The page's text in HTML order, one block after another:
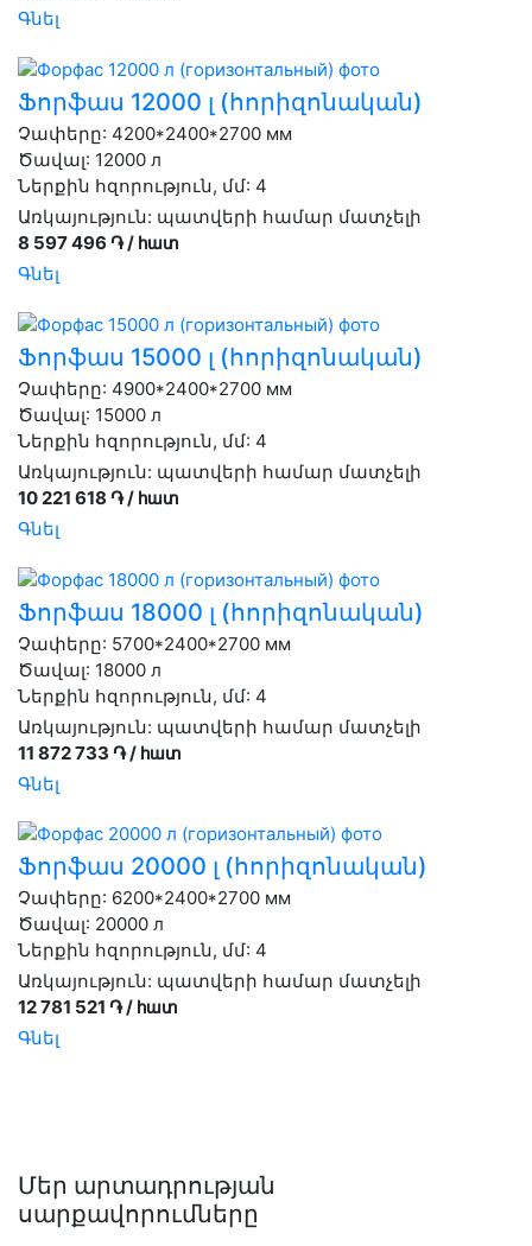
Գնել
Ֆորֆաս 12000 լ (հորիզոնական)
Չափերը: 4200*2400*2700 мм
Ծավալ: 12000 л
Ներքին հզորություն, մմ: 4
Առկայություն: պատվերի համար մատչելի
8 597 496 ֏ / հատ
Գնել
Ֆորֆաս 15000 լ (հորիզոնական)
Չափերը: 4900*2400*2700 мм
Ծավալ: 15000 л
Ներքին հզորություն, մմ: 4
Առկայություն: պատվերի համար մատչելի
10 221 618 ֏ / հատ
Գնել
Ֆորֆաս 18000 լ (հորիզոնական)
Չափերը: 5700*2400*2700 мм
Ծավալ: 18000 л
Ներքին հզորություն, մմ: 4
Առկայություն: պատվերի համար մատչելի
11 872 733 ֏ / հատ
Գնել
Ֆորֆաս 20000 լ (հորիզոնական)
Չափերը: 6200*2400*2700 мм
Ծավալ: 20000 л
Ներքին հզորություն, մմ: 4
Առկայություն: պատվերի համար մատչելի
12 781 521 ֏ / հատ
Գնել
Մեր արտադրության
սարքավորումները